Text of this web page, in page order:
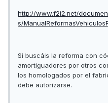
http://www.f2i2.net/
s/
Si buscáis la reforma con
amortiguadores por otros
los homologados por el
debe autorizarse.